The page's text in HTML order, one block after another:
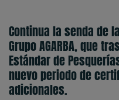
Continua la senda de
Grupo AGARBA, que
Estándar de
nuevo periodo de
adicionales.